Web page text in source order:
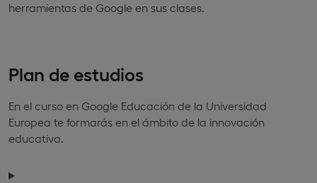
herramientas de Google en sus clases.
Plan de estudios
En el curso en Google Educación de la Universidad
Europea te formarás en el ámbito de la innovación
educativa.